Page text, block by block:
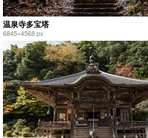
温泉寺多宝塔
6845×4568 px